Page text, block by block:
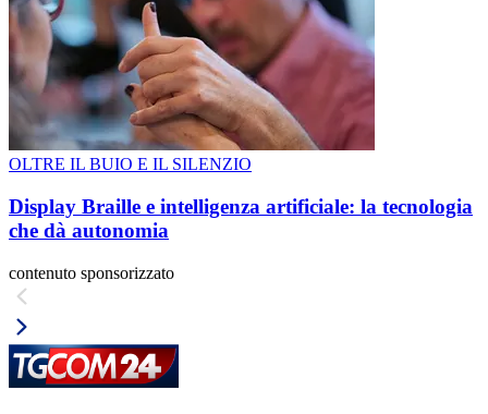
OLTRE IL BUIO E IL SILENZIO
Display Braille e intelligenza artificiale: la tecnologia
che dà autonomia
contenuto sponsorizzato